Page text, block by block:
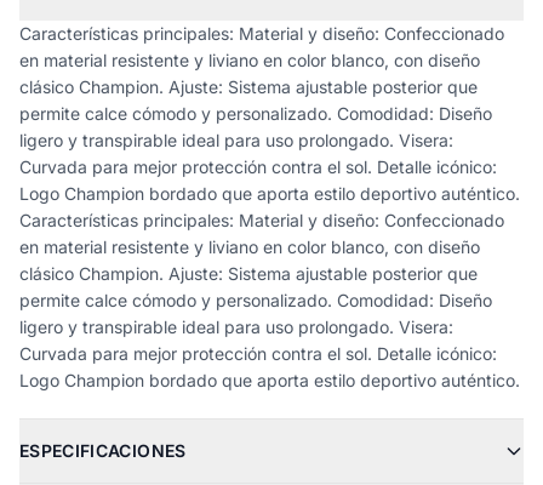
Características principales: Material y diseño: Confeccionado
en material resistente y liviano en color blanco, con diseño
clásico Champion. Ajuste: Sistema ajustable posterior que
permite calce cómodo y personalizado. Comodidad: Diseño
ligero y transpirable ideal para uso prolongado. Visera:
Curvada para mejor protección contra el sol. Detalle icónico:
Logo Champion bordado que aporta estilo deportivo auténtico.
Características principales: Material y diseño: Confeccionado
en material resistente y liviano en color blanco, con diseño
clásico Champion. Ajuste: Sistema ajustable posterior que
permite calce cómodo y personalizado. Comodidad: Diseño
ligero y transpirable ideal para uso prolongado. Visera:
Curvada para mejor protección contra el sol. Detalle icónico:
Logo Champion bordado que aporta estilo deportivo auténtico.
ESPECIFICACIONES